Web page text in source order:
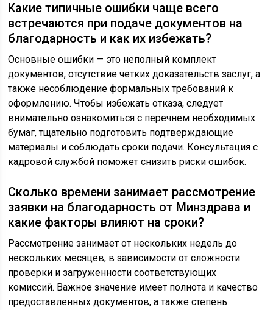
Какие типичные ошибки чаще всего
встречаются при подаче документов на
благодарность и как их избежать?
Основные ошибки — это неполный комплект
документов, отсутствие четких доказательств заслуг, а
также несоблюдение формальных требований к
оформлению. Чтобы избежать отказа, следует
внимательно ознакомиться с перечнем необходимых
бумаг, тщательно подготовить подтверждающие
материалы и соблюдать сроки подачи. Консультация с
кадровой службой поможет снизить риски ошибок.
Сколько времени занимает рассмотрение
заявки на благодарность от Минздрава и
какие факторы влияют на сроки?
Рассмотрение занимает от нескольких недель до
нескольких месяцев, в зависимости от сложности
проверки и загруженности соответствующих
комиссий. Важное значение имеет полнота и качество
предоставленных документов, а также степень